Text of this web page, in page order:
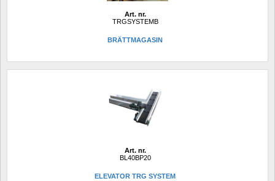
Art. nr.
TRGSYSTEMB
BRÄTTMAGASIN
Art. nr.
BL40BP20
ELEVATOR TRG SYSTEM